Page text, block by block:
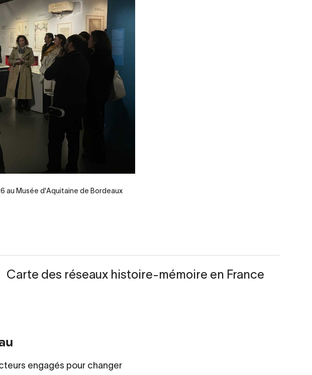
au Musée d'Aquitaine de Bordeaux
Carte des réseaux histoire-mémoire en France
engagés pour changer